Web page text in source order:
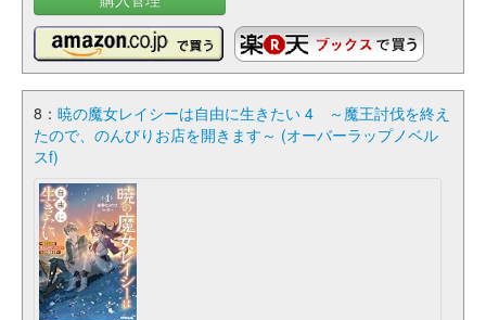
8： 暁の魔女レイシーは自由に生きたい 4 ～魔王討伐を終え
たので、のんびりお店を開きます～ (オーバーラップノベル
スf)